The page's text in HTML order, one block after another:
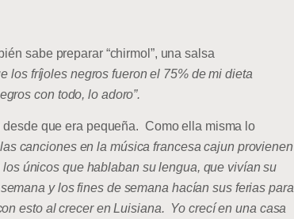
sabe preparar “chirmol”, una salsa
los fríjoles negros fueron el 75% de mi dieta
con todo, lo adoro”.
que era pequeña. Como ella misma lo
canciones en la música francesa cajun provienen
únicos que hablaban su lengua, que vivían su
y los fines de semana hacían sus ferias para
esto al crecer en Luisiana. Yo crecí en una casa